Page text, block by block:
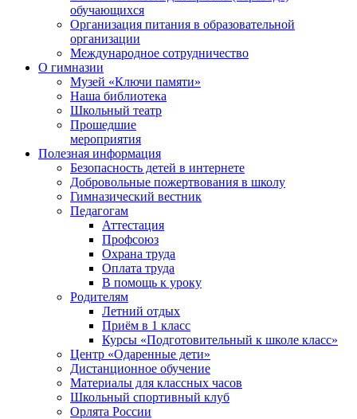
обучающихся
Организация питания в образовательной
организации
Международное сотрудничество
О гимназии
Музей «Ключи памяти»
Наша библиотека
Школьный театр
Прошедшие
мероприятия
Полезная информация
Безопасность детей в интернете
Добровольные пожертвования в школу
Гимназический вестник
Педагогам
Аттестация
Профсоюз
Охрана труда
Оплата труда
В помощь к уроку
Родителям
Летний отдых
Приём в 1 класс
Курсы «Подготовительный к школе класс»
Центр «Одаренные дети»
Дистанционное обучение
Материалы для классных часов
Школьный спортивный клуб
Орлята России